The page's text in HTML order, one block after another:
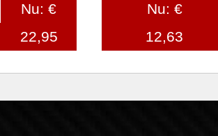
Nu: €
22,95
Nu: €
12,63